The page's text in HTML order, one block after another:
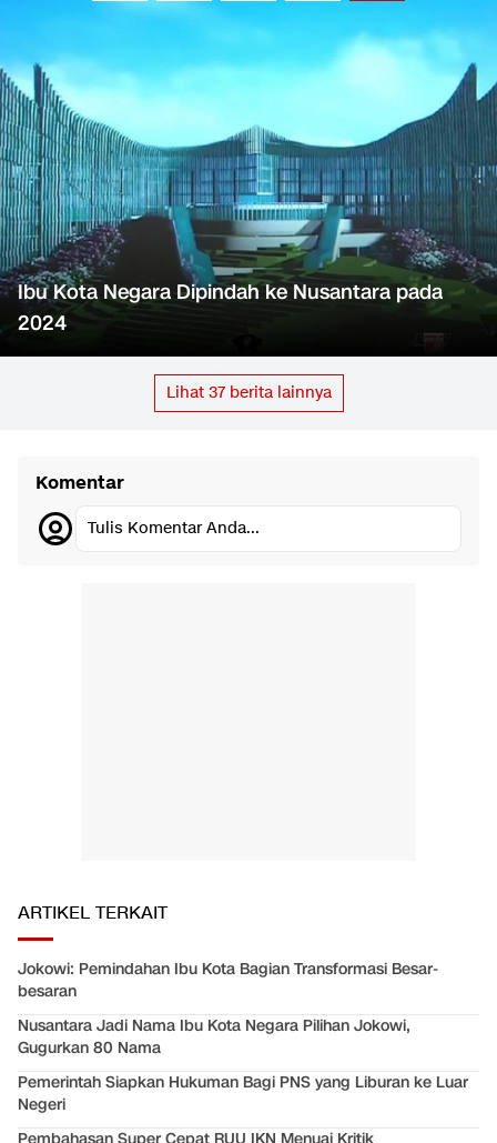
Ibu Kota Negara Dipindah ke Nusantara pada
2024
Lihat 37berita lainnya
Komentar
Tulis Komentar Anda...
ARTIKEL TERKAIT
Jokowi: Pemindahan Ibu Kota Bagian Transformasi Besar-
besaran
Nusantara Jadi Nama Ibu Kota Negara Pilihan Jokowi,
Gugurkan 80 Nama
Pemerintah Siapkan Hukuman Bagi PNS yang Liburan ke Luar
Negeri